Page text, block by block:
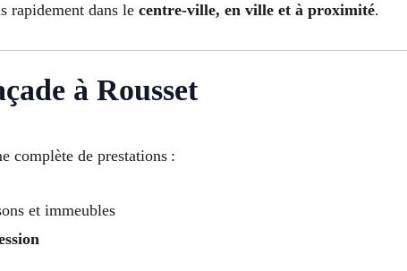
rapidement dans le centre-ville, en ville et à proximité.
à Rousset
complète de prestations :
et immeubles